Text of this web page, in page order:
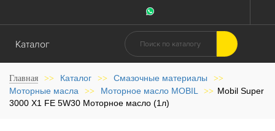
Каталог
Главная >> Каталог >> Смазочные материалы >>
Моторные масла >> Моторное масло MOBIL >> Mobil Super
3000 X1 FE 5W30 Моторное масло (1л)